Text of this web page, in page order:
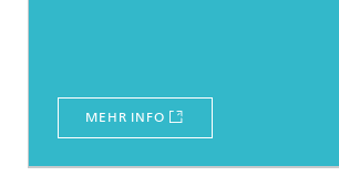
MEHR INFO